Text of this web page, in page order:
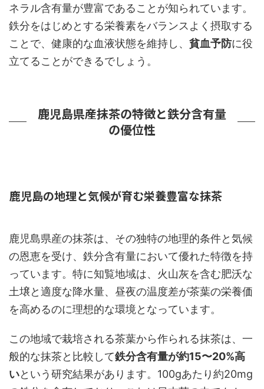
ネラル含有量が豊富であることが知られています。
鉄分をはじめとする栄養素をバランスよく摂取する
ことで、健康的な血液状態を維持し、 貧血予防に役
立てることができるでしょう。
鹿児島県産抹茶の特徴と鉄分含有量
の優位性
鹿児島の地理と気候が育む栄養豊富な抹茶
鹿児島県産の抹茶は、その独特の地理的条件と気候
の恩恵を受け、鉄分含有量において優れた特徴を持
っています。特に知覧地域は、火山灰を含む肥沃な
土壌と適度な降水量、昼夜の温度差が茶葉の栄養価
を高めるのに理想的な環境となっています。
この地域で栽培される茶葉から作られる抹茶は、一
般的な抹茶と比較して鉄分含有量が約15〜20%高
いという研究結果があります。100gあたり約20mg